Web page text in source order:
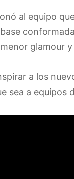
al equipo
glamour
a los
sea a equipos